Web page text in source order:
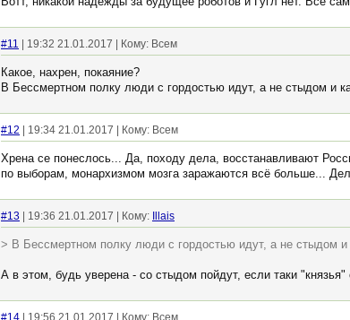
#11 | 19:32 21.01.2017 | Кому: Всем
Какое, нахрен, покаяние?
В Бессмертном полку люди с гордостью идут, а не стыдом и
#12 | 19:34 21.01.2017 | Кому: Всем
Хрена се понеслось... Да, походу дела, восстанавливают
по выборам, монархизмом мозга заражаются всё больше...
#13 | 19:36 21.01.2017 | Кому: Illais
> В Бессмертном полку люди с гордостью идут, а не стыдом и
А в этом, будь уверена - со стыдом пойдут, если таки
#14 | 19:56 21.01.2017 | Кому: Всем